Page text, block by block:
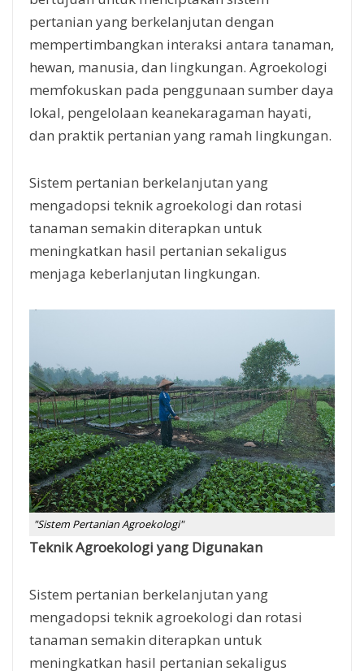
pertanian yang berkelanjutan dengan
mempertimbangkan interaksi antara tanaman,
hewan, manusia, dan lingkungan. Agroekologi
memfokuskan pada penggunaan sumber daya
lokal, pengelolaan keanekaragaman hayati,
dan praktik pertanian yang ramah lingkungan.
Sistem pertanian berkelanjutan yang
mengadopsi teknik agroekologi dan rotasi
tanaman semakin diterapkan untuk
meningkatkan hasil pertanian sekaligus
menjaga keberlanjutan lingkungan.
"Sistem Pertanian Agroekologi"
Teknik Agroekologi yang Digunakan
Sistem pertanian berkelanjutan yang
mengadopsi teknik agroekologi dan rotasi
tanaman semakin diterapkan untuk
meningkatkan hasil pertanian sekaligus